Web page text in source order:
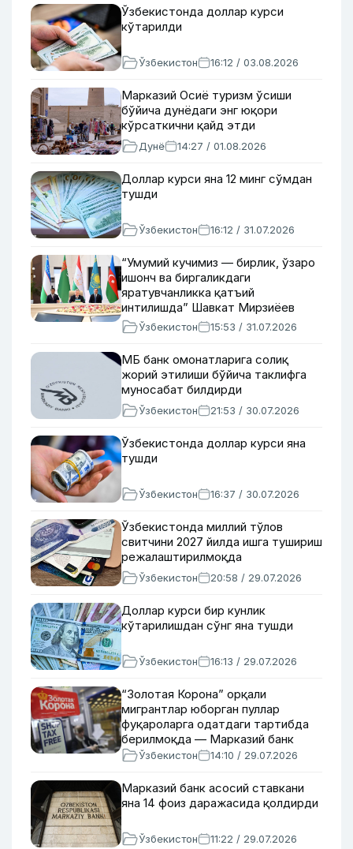
Ўзбекистонда доллар курси
кўтарилди
Ўзбекистон 16:12 / 03.08.2026
Марказий Осиё туризм ўсиши
бўйича дунёдаги энг юқори
кўрсаткични қайд этди
Дунё 14:27 / 01.08.2026
Доллар курси яна 12 минг сўмдан
тушди
Ўзбекистон 16:12 / 31.07.2026
“Умумий кучимиз — бирлик, ўзаро
ишонч ва биргаликдаги
яратувчанликка қатъий
интилишда” Шавкат Мирзиёев
Марказий Осиё ва Озарбайжон
ҳақида
Ўзбекистон 15:53 / 31.07.2026
МБ банк омонатларига солиқ
жорий этилиши бўйича таклифга
муносабат билдирди
Ўзбекистон 21:53 / 30.07.2026
Ўзбекистонда доллар курси яна
тушди
Ўзбекистон 16:37 / 30.07.2026
Ўзбекистонда миллий тўлов
свитчини 2027 йилда ишга тушириш
режалаштирилмоқда
Ўзбекистон 20:58 / 29.07.2026
Доллар курси бир кунлик
кўтарилишдан сўнг яна тушди
Ўзбекистон 16:13 / 29.07.2026
“Золотая Корона” орқали
мигрантлар юборган пуллар
фуқароларга одатдаги тартибда
берилмоқда — Марказий банк
Ўзбекистон 14:10 / 29.07.2026
Марказий банк асосий ставкани
яна 14 фоиз даражасида қолдирди
Ўзбекистон 11:22 / 29.07.2026